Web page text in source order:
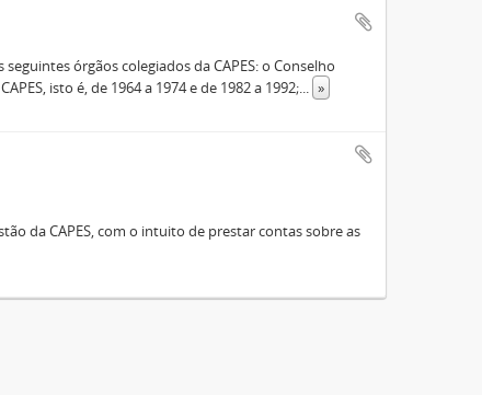
órgãos colegiados da CAPES: o Conselho
isto é, de 1964 a 1974 e de 1982 a 1992;... »
da CAPES, com o intuito de prestar contas sobre as